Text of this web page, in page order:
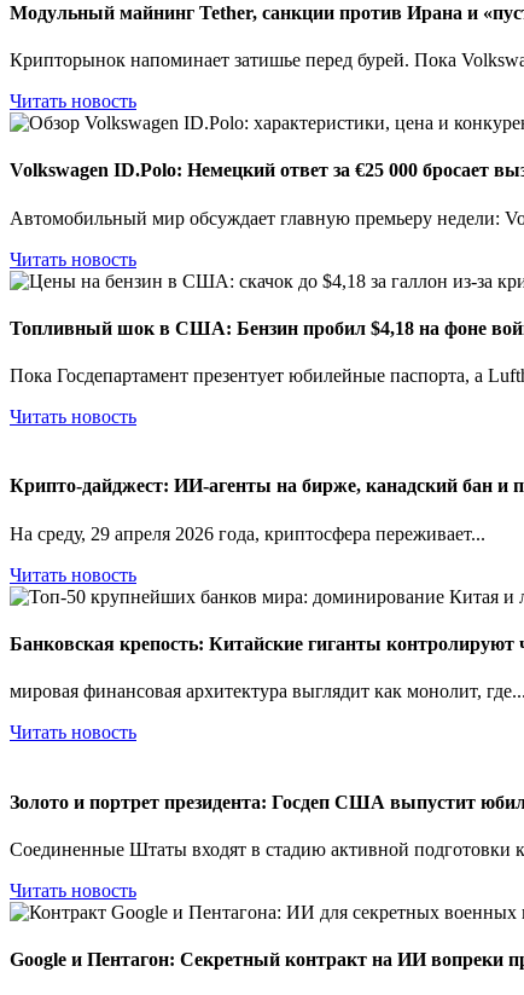
Модульный майнинг Tether, санкции против Ирана и
Крипторынок напоминает затишье перед бурей. Пока
Читать новость
Volkswagen ID.Polo: Немецкий ответ за €25 000 бросает
Автомобильный мир обсуждает главную премьеру недели:
Читать новость
Топливный шок в США: Бензин пробил $4,18 на фоне
Пока Госдепартамент презентует юбилейные паспорта, а
Читать новость
Крипто-дайджест: ИИ-агенты на бирже, канадский бан и
На среду, 29 апреля 2026 года, криптосфера переживает...
Читать новость
Банковская крепость: Китайские гиганты
мировая финансовая архитектура выглядит как монолит, где...
Читать новость
Золото и портрет президента: Госдеп США выпустит
Соединенные Штаты входят в стадию активной подготовки
Читать новость
Google и Пентагон: Секретный контракт на ИИ вопреки